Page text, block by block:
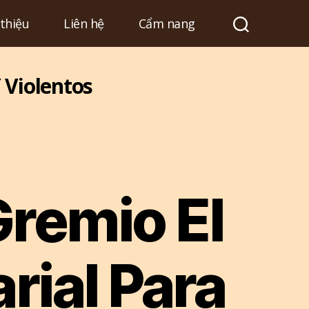
Liên hệ Cẩm nang
Violentos
El
Para